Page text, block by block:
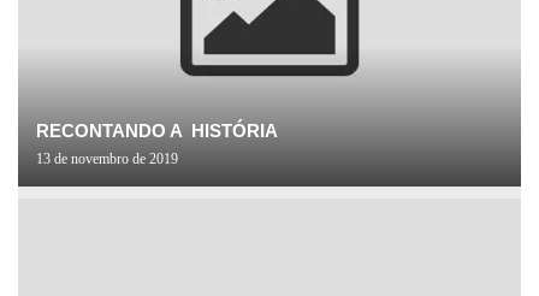
RECONTANDO A HISTÓRIA
13 de novembro de 2019